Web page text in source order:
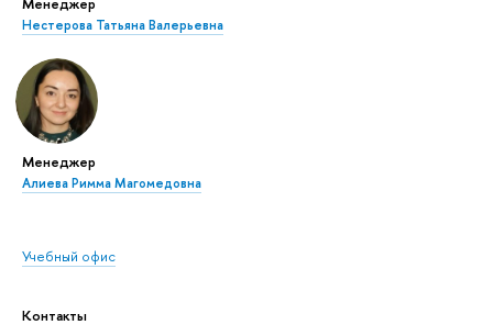
Нестерова Татьяна Валерьевна
Менеджер
Алиева Римма Магомедовна
Учебный офис
Контакты